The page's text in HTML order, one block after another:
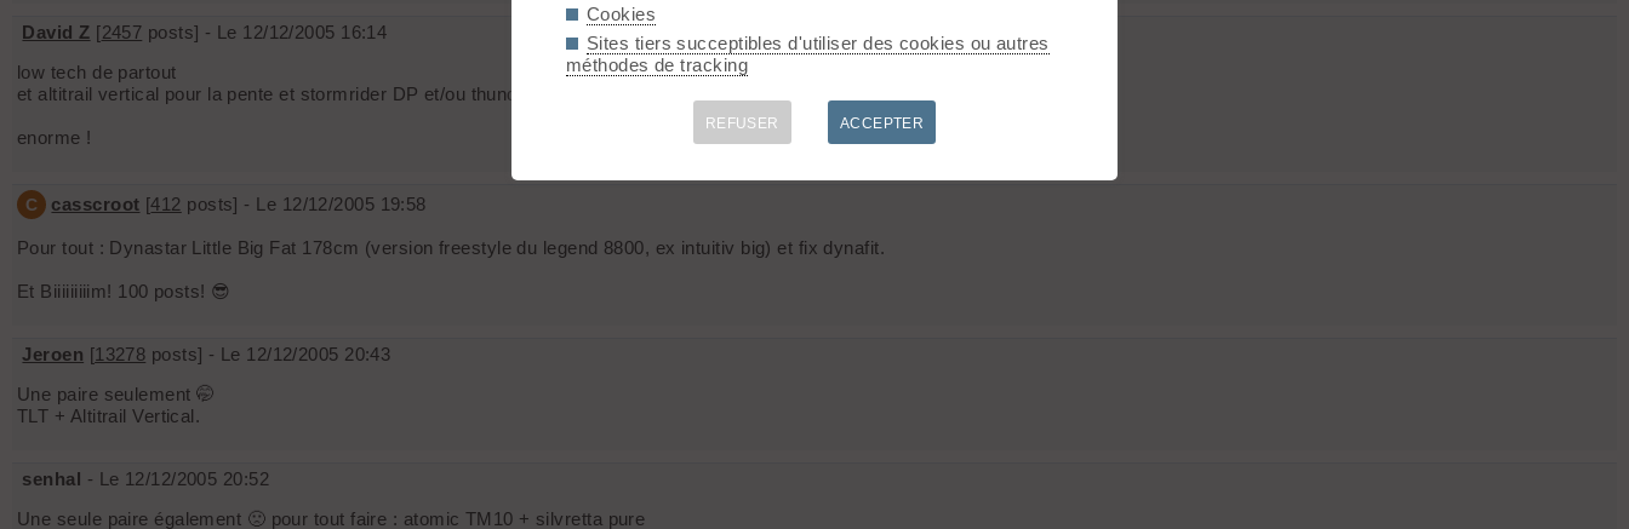
David Z [2457 posts] - Le 12/12/2005 16:14
low tech de partout
et altitrail vertical pour la pente et stormrider DP et/ou thunder pour la poudre !
enorme !
C casscroot [412 posts] - Le 12/12/2005 19:58
Pour tout : Dynastar Little Big Fat 178cm (version freestyle du legend 8800, ex intuitiv big) et fix dynafit.
Et Biiiiiiiiim! 100 posts! 😎
Jeroen [13278 posts] - Le 12/12/2005 20:43
Une paire seulement 🤭
TLT + Altitrail Vertical.
senhal - Le 12/12/2005 20:52
Une seule paire également 🙁 pour tout faire : atomic TM10 + silvretta pure
Cookies
Sites tiers succeptibles d'utiliser des cookies ou autres
méthodes de tracking
REFUSER ACCEPTER